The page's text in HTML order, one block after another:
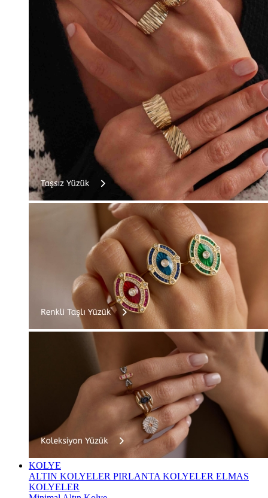
KOLYE
ALTIN KOLYELER PIRLANTA KOLYELER ELMAS
KOLYELER